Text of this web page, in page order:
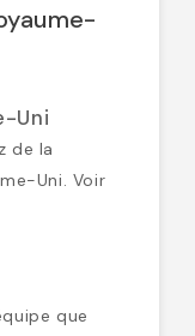
Uni
de la
Uni. Voir
que